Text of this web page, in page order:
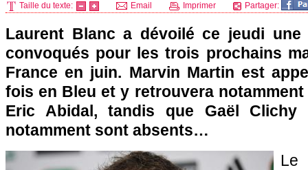
Taille du texte: Email Imprimer Partager:
Laurent Blanc a dévoilé ce jeudi
convoqués pour les trois prochains
France en juin. Marvin Martin est
fois en Bleu et y retrouvera
Eric Abidal, tandis que Gaël Clichy
notamment sont absents…
Le